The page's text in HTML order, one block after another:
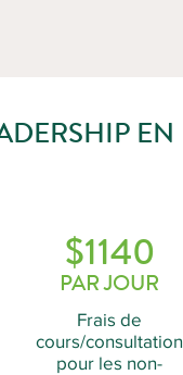
EN
$1140
PAR JOUR
Frais de
cours/consultation
pour les non-